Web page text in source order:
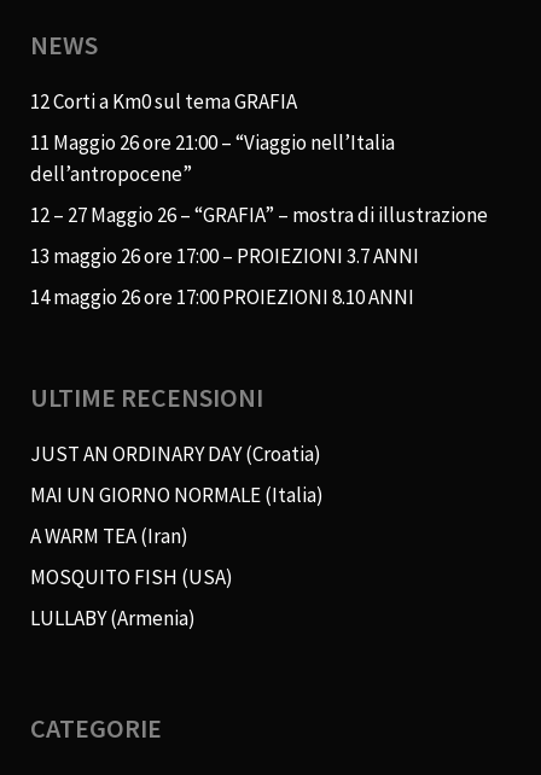
NEWS
12 Corti a Km0 sul tema GRAFIA
11 Maggio 26 ore 21:00 – “Viaggio nell’Italia
dell’antropocene”
12 – 27 Maggio 26 – “GRAFIA” – mostra di illustrazione
13 maggio 26 ore 17:00 – PROIEZIONI 3.7 ANNI
14 maggio 26 ore 17:00 PROIEZIONI 8.10 ANNI
ULTIME RECENSIONI
JUST AN ORDINARY DAY (Croatia)
MAI UN GIORNO NORMALE (Italia)
A WARM TEA (Iran)
MOSQUITO FISH (USA)
LULLABY (Armenia)
CATEGORIE